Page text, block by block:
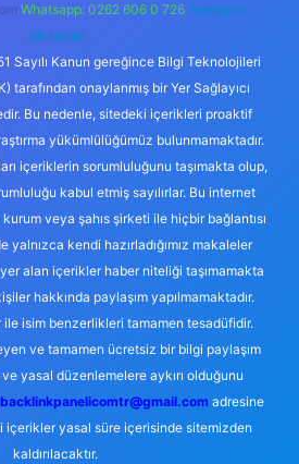
Whatsapp: 0262 606 0 726 Telegram:
@karabul
Sayılı Kanun gereğince Bilgi Teknolojileri
tarafından onaylanmış bir Yer Sağlayıcı
Bu nedenle, sitedeki içerikleri proaktif
yükümlülüğümüz bulunmamaktadır.
içeriklerin sorumluluğunu taşımakta olup,
kabul etmiş sayılırlar. Bu internet
veya şahıs şirketi ile hiçbir bağlantısı
yalnızca kendi hazırladığımız makaleler
alan içerikler haber niteliği taşımamakta
hakkında paylaşım yapılmamaktadır.
isim benzerlikleri tamamen tesadüfidir.
ve tamamen ücretsiz bir bilgi paylaşım
yasal düzenlemelere aykırı olduğunu
backlinkpanelicomtr@gmail.comadresine
içerikler yasal süre içerisinde sitemizden
kaldırılacaktır.